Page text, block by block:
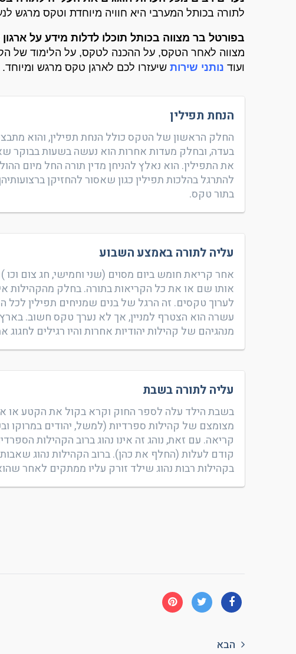
לתורה בכותל המערבי היא חוויה מיוחדת וטקס מרגש
בפורטל בר מצווה בכותל תוכלו לדלות מידע על
מצווה לאחר הטקס, על ההכנה לטקס, על הלימוד של
ועוד נותני שירות שיעזרו לכם לארגן טקס מרגש ומיוחד.
הנחת תפילין
החלק הראשון של הטקס כולל הנחת תפילין, והוא
להתרגל בהלכות תפילין כגון שאסור להחזיקן
בתור טקס.
עליה לתורה באמצע השבוע
אחר קריאת חומש ביום מסוים (שני וחמישי, חג צום
אותו שם או את כל הקריאות בתורה. בחלק מהקהילות
לערוך טקסים. זה הרגל של בנים שמניחים תפילין
עשרה הוא הצטרף למניין, אך לא נערך טקס חשוב.
מנהגיהם של קהילות יהודיות אחרות והיו רגילים לחגוג
עליה לתורה בשבת
בשבת הילד עלה לספר החוק וקרא בקול את הקטע או
מצומצם של קהילות ספרדיות (למשל, יהודים במרוקו
קריאה. עם זאת, נוהג זה אינו נהוג ברוב הקהילות
קודם לעלות (החלף את כהן). ברוב הקהילות נהוג
בקהילות רבות נהוג שילד זורק עליו ממתקים לאחר
הבא